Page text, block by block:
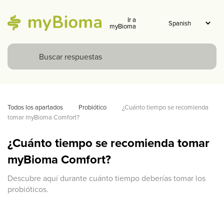
Ir a
myBioma
Todos los apartados Probiótico
¿Cuánto tiempo se recomienda
tomar myBioma Comfort?
¿Cuánto tiempo se recomienda tomar
myBioma Comfort?
Descubre aquí durante cuánto tiempo deberías tomar los
probióticos.